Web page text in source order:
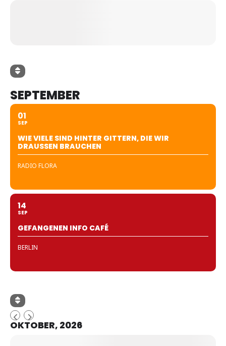
SEPTEMBER
01
SEP
WIE VIELE SIND HINTER GITTERN, DIE WIR
DRAUSSEN BRAUCHEN
RADIO FLORA
14
SEP
GEFANGENEN INFO CAFÉ
BERLIN
OKTOBER, 2026